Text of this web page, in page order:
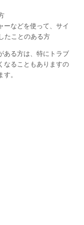
ーなどを使って、サイ
たことのある方
ある方は、特にトラブ
なることもありますの
。